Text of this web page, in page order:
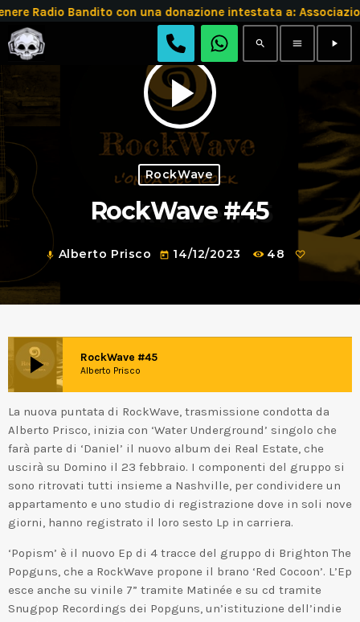
Radio Bandito con una donazione intestata a:
search menu play_arrow
play_arrow
RockWave
RockWave #45
mic Alberto Prisco today 14/12/2023 48
play_arrow RockWave #45
Alberto Prisco
La nuova puntata di RockWave, trasmissione condotta da
Alberto Prisco, inizia con ‘Water Underground’ singolo che
farà parte di ‘Daniel’ il nuovo album dei Real Estate, che
uscirà su Domino il 23 febbraio. I componenti del gruppo si
sono ritrovati tutti insieme a Nashville, per condividere un
appartamento e uno studio di registrazione dove in soli nove
giorni, hanno registrato il loro sesto Lp in carriera.
‘Popism’ è il nuovo Ep di 4 tracce del gruppo di Brighton The
Popguns, che a RockWave propone il brano ‘Red Cocoon’. L’Ep
esce anche su vinile 7” tramite Matinée e su cd tramite
Snugpop Recordings dei Popguns, un’istituzione dell’indie